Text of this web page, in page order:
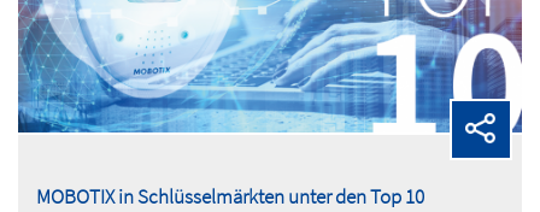
MOBOTIX in Schlüsselmärkten unter den Top 10